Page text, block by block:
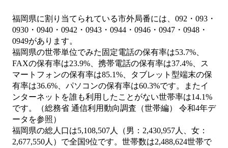
福岡県に割り当てられている市外局番には、092・093・
0930・0940・0942・0943・0944・0946・0947・0948・
0949があります。
福岡県の世帯単位でみた固定電話の保有率は53.7%、
FAXの保有率は23.9%、携帯電話の保有率は37.4%、ス
マートフォンの保有率は85.1%、タブレット型端末の保
有率は36.6%、パソコンの保有率は60.3%です。またイ
ンターネットを誰も利用したことがない世帯率は14.1%
です。（総務省 通信利用動向調査（世帯編） 令和4年デ
ータを参照）
福岡県の総人口は5,108,507人（男：2,430,957人、女：
2,677,550人）で全国9位です。世帯数は2,488,624世帯で